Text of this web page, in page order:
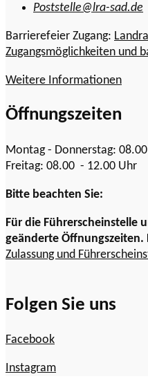
Poststelle@lra-sad.de
Barrierefeier Zugang:
Zugangsmöglichkeiten und
Weitere Informationen
Öffnungszeiten
Montag - Donnerstag:
Freitag: 08.00 - 12.00 Uhr
Bitte beachten Sie:
Für die Führerscheinstelle
geänderte Öffnungszeiten.
Zulassung und
Folgen Sie uns
Facebook
Instagram